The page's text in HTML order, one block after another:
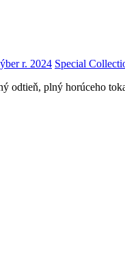
r. 2024 Special
odtieň, plný horúceho